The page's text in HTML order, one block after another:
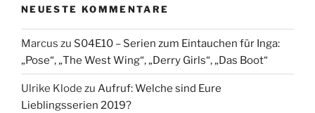
NEUESTE KOMMENTARE
Marcus zu S04E10 – Serien zum Eintauchen für Inga:
„Pose“, „The West Wing“, „Derry Girls“, „Das Boot“
Ulrike Klode zu Aufruf: Welche sind Eure
Lieblingsserien 2019?